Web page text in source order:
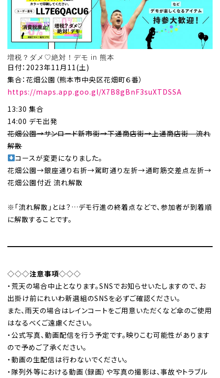
増税？ダメ♡絶対！デモ in 熊本
日付：2023年11月11(土)
集合：花畑公園（熊本市中央区花畑町６番）
https://maps.app.goo.gl/X7B8gBnF3suXTDSSA
13:30 集合
14:00 デモ出発
花畑公園→サンロード新市街→下通商店街→上通商店街 流れ
解散
コースが変更になりました。
花畑公園→銀座通り右折→駕町通り左折→通町筋交差点左折→
花畑公園付近 流れ解散
※「流れ解散」とは？…デモ行進の終着点などで、参加者が到着順
に解散することです。
◇◇◇注意事項◇◇◇
・荒天の場合中止となります。SNSでお知らせいたしますので、お
出掛け前にれいわ新選組のSNSを必ずご確認ください。
また、雨天の場合はレインコートをご用意いただくなど傘のご使用
はなるべくご遠慮ください。
・公式写真、動画配信を行う予定です。映りこむ可能性があります
ので予めご了承ください。
・動画の生配信は行わないでください。
・隊列外等における動画（録画）や写真の撮影は、事故やトラブル